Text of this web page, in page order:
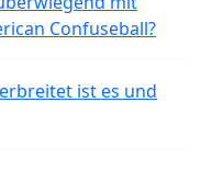
Confuseball?
ist es und